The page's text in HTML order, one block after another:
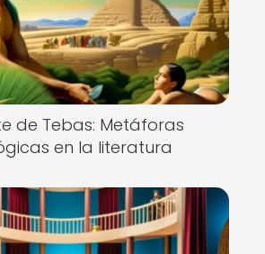
de Tebas: Metáforas
en la literatura